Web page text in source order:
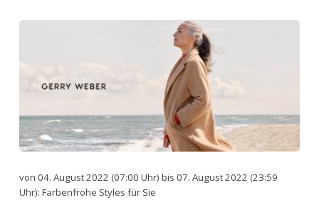
von 04. August 2022 (07:00 Uhr) bis 07. August 2022 (23:59
Uhr): Farbenfrohe Styles für Sie